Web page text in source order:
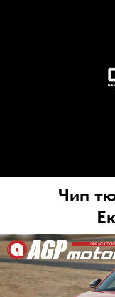
Чип